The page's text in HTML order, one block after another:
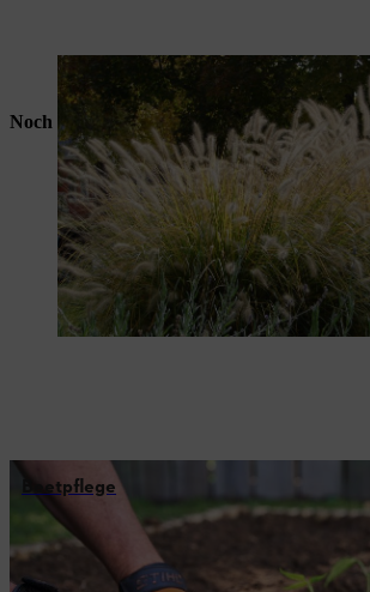
Das Lampenputzergras ist ein auffälliger Hingucker.
Noch mehr für Garten-Begeisterte
Beetpflege